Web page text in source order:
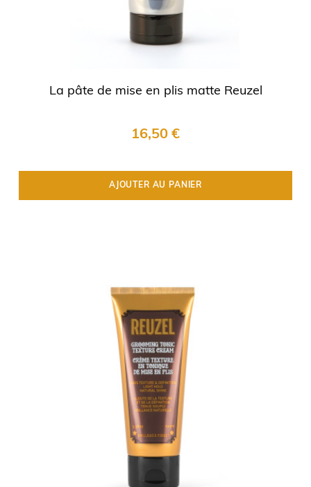
La pâte de mise en plis matte Reuzel
16,50 €
AJOUTER AU PANIER